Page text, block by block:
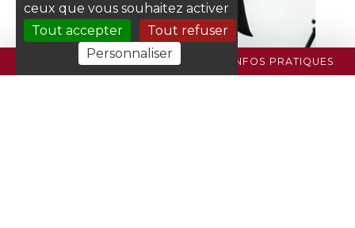
PROGRAMME BILLETTERIE INFOS PRATIQUES
ceux que vous souhaitez activer
Tout accepter
Tout refuser
Personnaliser